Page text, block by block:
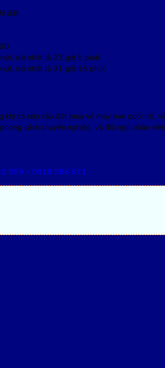
đặt
dài nhất là 21 giờ 5 phút
dài nhất là 31 giờ 15 phút
có nhu cầu đặt mua vé máy bay quốc tế,
cách chuyên nghiệp, và đội ngũ nhân
099 – 0918 988 071